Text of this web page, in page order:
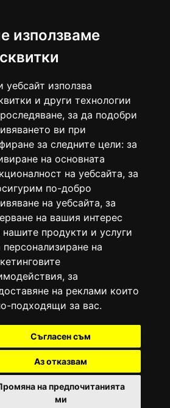
използваме
уебсайт използва
и други технологии
за да подобри
ви при
за следните цели: за
на основната
на уебсайта, за
по-добро
на уебсайта, за
на вашия интерес
продукти и услуги
персонализиране на
, за
на реклами които
подходящи за вас.
Съгласен съм
Аз отказвам
на предпочитанията
ми
година.
43
е регистрирано в националния
издания (Българска национална
ISSN 1312-4722.
на марката: Вяра информационен
България, със свидетелство за марка
година.